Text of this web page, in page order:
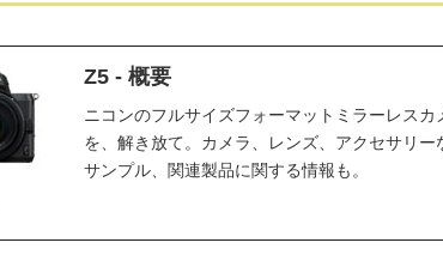
Z5 - 概要
ニコンのフルサイズフォーマットミラーレス
を、解き放て。カメラ、レンズ、アクセサリ
サンプル、関連製品に関する情報も。